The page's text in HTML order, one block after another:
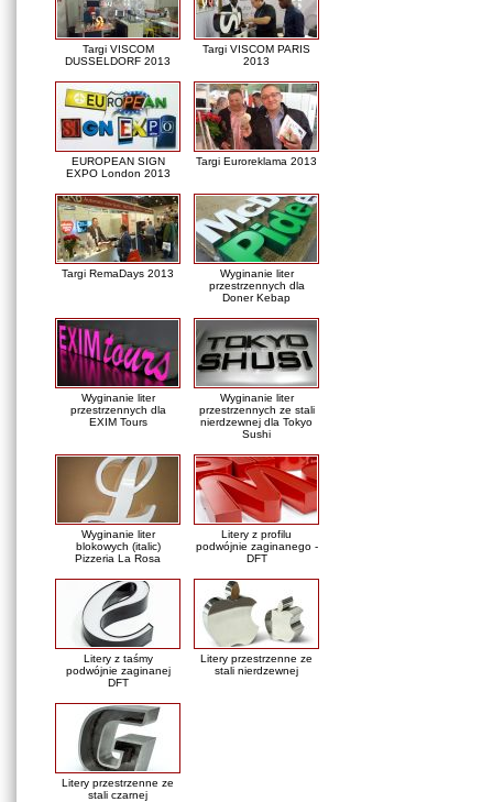
Targi VISCOM
DUSSELDORF 2013
Targi VISCOM PARIS
2013
EUROPEAN SIGN
EXPO London 2013
Targi Euroreklama 2013
Targi RemaDays 2013
Wyginanie liter
przestrzennych dla
Doner Kebap
Wyginanie liter
przestrzennych dla
EXIM Tours
Wyginanie liter
przestrzennych ze stali
nierdzewnej dla Tokyo
Sushi
Wyginanie liter
blokowych (italic)
Pizzeria La Rosa
Litery z profilu
podwójnie zaginanego -
DFT
Litery z taśmy
podwójnie zaginanej
DFT
Litery przestrzenne ze
stali nierdzewnej
Litery przestrzenne ze
stali czarnej